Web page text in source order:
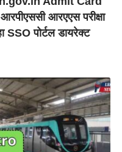
आरएएस परीक्षा
SSO पोर्टल डायरेक्ट